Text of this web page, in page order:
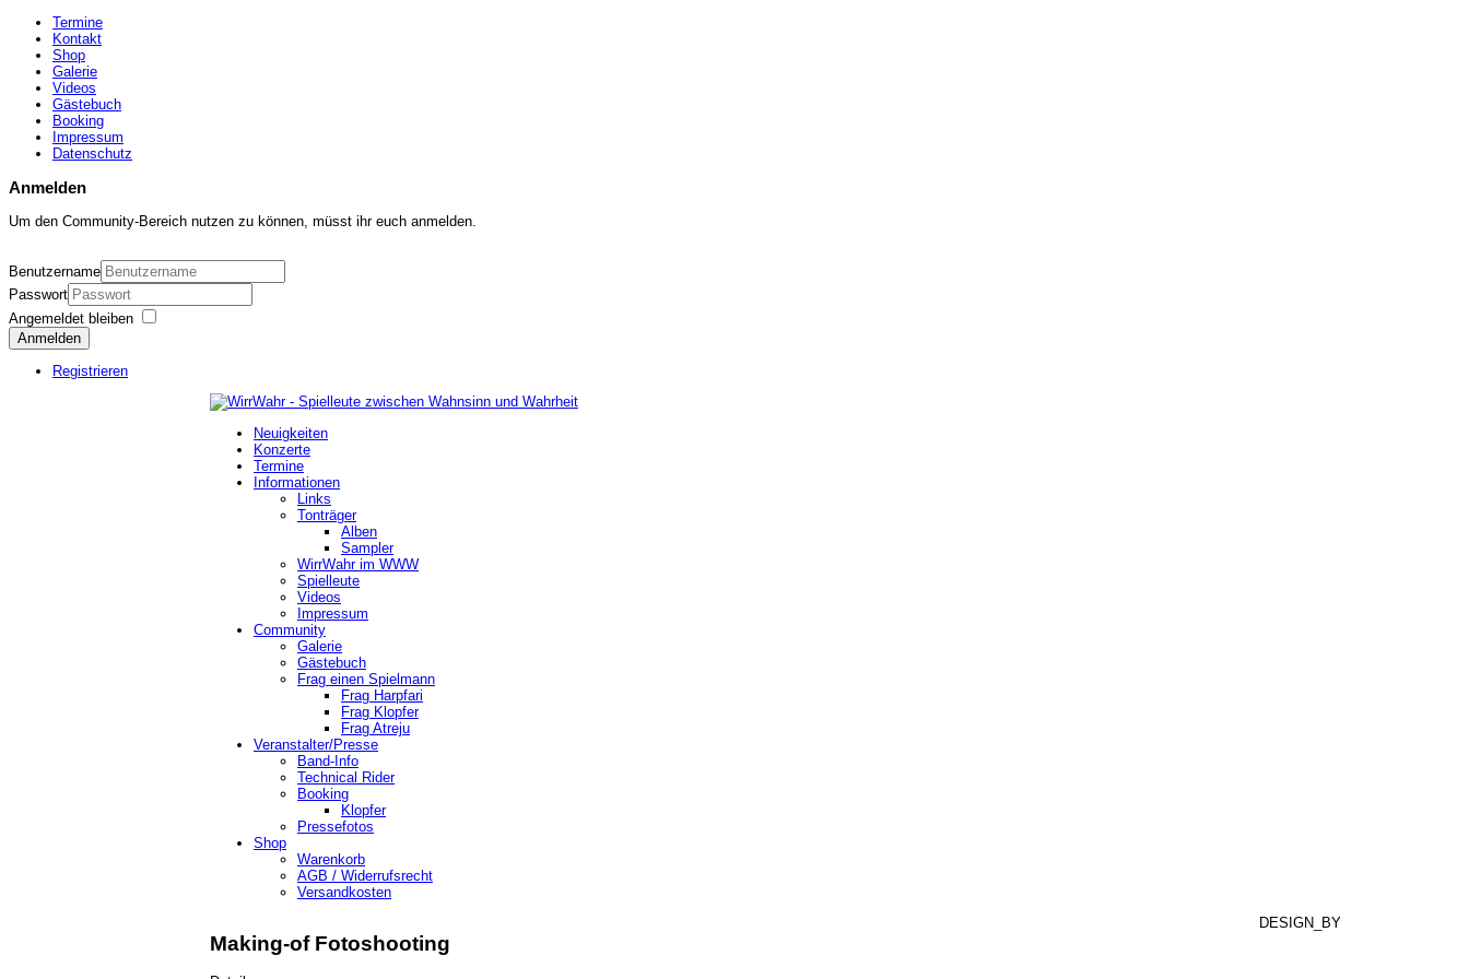
Termine
Kontakt
Shop
Galerie
Videos
Gästebuch
Booking
Impressum
Datenschutz
Anmelden
Um den Community-Bereich nutzen zu können, müsst ihr euch anmelden.
Benutzername
Passwort
Angemeldet bleiben
Anmelden
Registrieren
Neuigkeiten
Konzerte
Termine
Informationen
Links
Tonträger
Alben
Sampler
WirrWahr im WWW
Spielleute
Videos
Impressum
Community
Galerie
Gästebuch
Frag einen Spielmann
Frag Harpfari
Frag Klopfer
Frag Atreju
Veranstalter/Presse
Band-Info
Technical Rider
Booking
Klopfer
Pressefotos
Shop
Warenkorb
AGB / Widerrufsrecht
Versandkosten
Making-of Fotoshooting
DESIGN_BY